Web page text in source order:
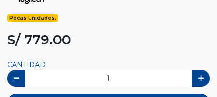
Pocas Unidades.
S/ 779.00
CANTIDAD